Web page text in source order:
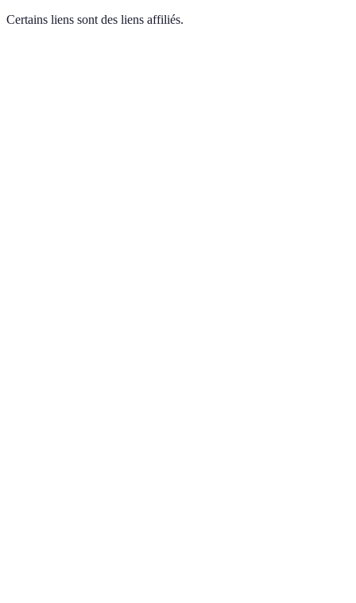
Certains liens sont des liens affiliés.